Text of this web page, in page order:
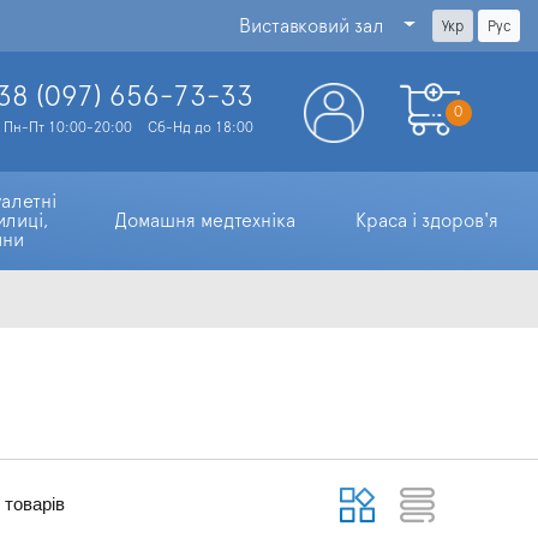
Виставковий зал Укр Рус
(097) 656-73-33
Пн-Пт 10:00-20:00 Сб-Нд до 18:00
0
Домашня медтехніка Краса і здоров'я
товарів